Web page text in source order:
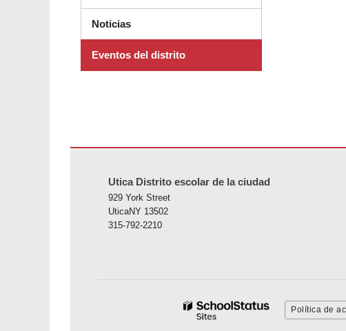
Noticias
Eventos del distrito
Utica Distrito escolar de la ciudad
929 York Street
UticaNY 13502
315-792-2210
Política de